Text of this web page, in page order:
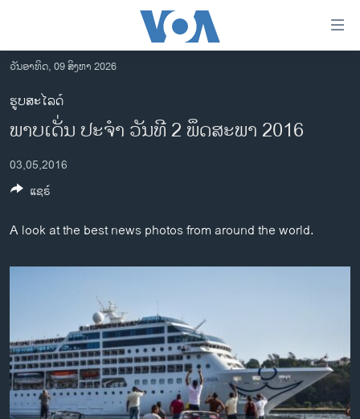
ເຂົ້າ
ຫາ
ຂ້າມ
ຂ້າມ
ໄປ
ຫາ
ຄົ້ນ
ລາວ
ອາເມຣິກາ
ການເລືອກຕັ້ງ ປະທານາທີບໍດີ ສະຫະລັດ 2024
ຂ່າວ​ຈີນ
ໂລກ
ຊຸມຊົນຊາວລາວ
ວິທະຍາສາດ-ເທັກໂນໂລຈີ
ທຸລະກິດ
ວັນອາທິດ, 09 ສິງຫາ 2026
ຮູບສະໄລດ໌
ພາບເດັ່ນ ປະຈຳ ວັນທີ 2 ພຶດສະພາ 2016
03,05,2016
A look at the best news photos from around the world.
ແຊຣ໌